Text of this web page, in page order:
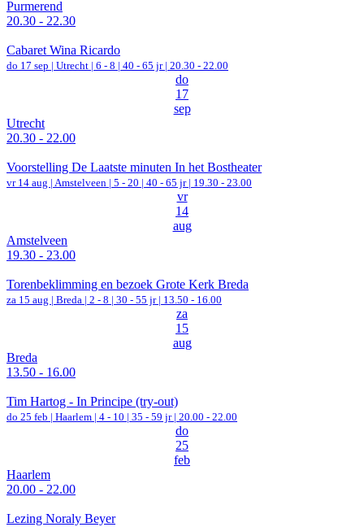
Purmerend
20.30 - 22.30
Cabaret Wina Ricardo
do 17 sep | Utrecht | 6 - 8 | 40 - 65 jr | 20.30 - 22.00
do
17
sep
Utrecht
20.30 - 22.00
Voorstelling De Laatste minuten In het Bostheater
vr 14 aug | Amstelveen | 5 - 20 | 40 - 65 jr | 19.30 - 23.00
vr
14
aug
Amstelveen
19.30 - 23.00
Torenbeklimming en bezoek Grote Kerk Breda
za 15 aug | Breda | 2 - 8 | 30 - 55 jr | 13.50 - 16.00
za
15
aug
Breda
13.50 - 16.00
Tim Hartog - In Principe (try-out)
do 25 feb | Haarlem | 4 - 10 | 35 - 59 jr | 20.00 - 22.00
do
25
feb
Haarlem
20.00 - 22.00
Lezing Noraly Beyer